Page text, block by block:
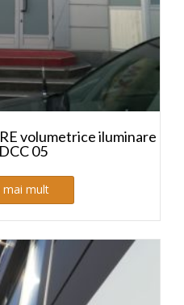
volumetrice iluminare
05
mai mult